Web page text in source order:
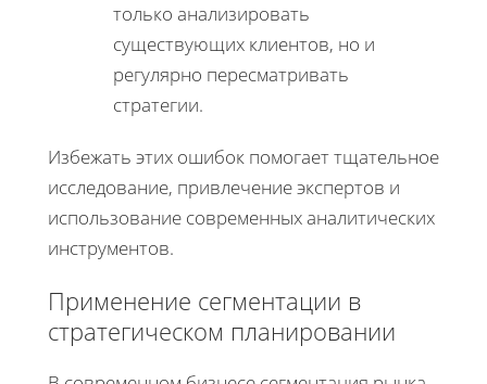
только анализировать
существующих клиентов, но и
регулярно пересматривать
стратегии.
Избежать этих ошибок помогает тщательное
исследование, привлечение экспертов и
использование современных аналитических
инструментов.
Применение сегментации в
стратегическом планировании